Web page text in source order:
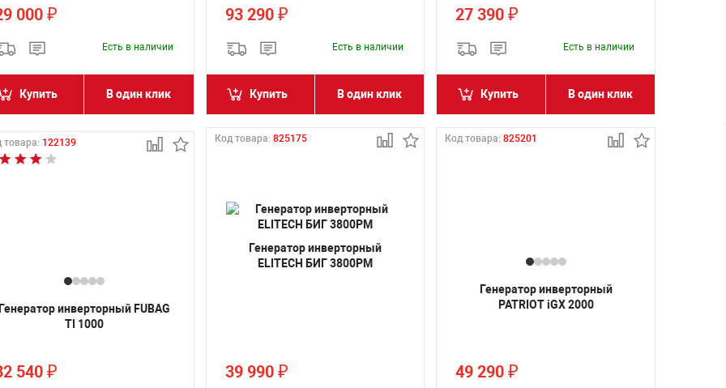
000 ₽
Есть в наличии
Купить В один клик
93 290 ₽
Есть в наличии
Купить В один клик
27 390₽
Есть в наличии
Купить В один клик
товара: 122139
инверторный FUBAG
TI 1000
540 ₽
Код товара: 825175
Генератор инверторный
ELITECH БИГ 3800РМ
39 990 ₽
Код товара:825201
Генератор инверторный
PATRIOT iGX 2000
49 290₽